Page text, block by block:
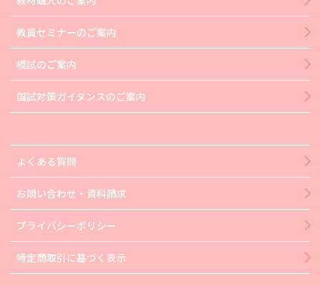
教員セミナーのご案内
模試のご案内
国試対策ガイダンスのご案内
よくある質問
お問い合わせ・資料請求
プライバシーポリシー
特定商取引に基づく表示